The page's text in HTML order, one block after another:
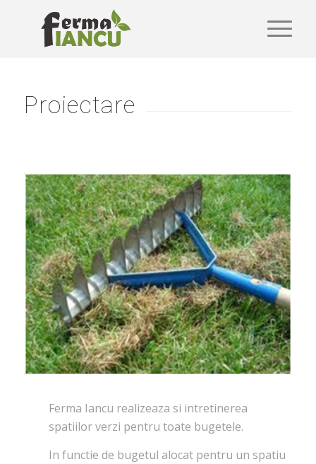
Proiectare
Ferma Iancu realizeaza si intretinerea
spatiilor verzi pentru toate bugetele.
In functie de bugetul alocat pentru un spatiu